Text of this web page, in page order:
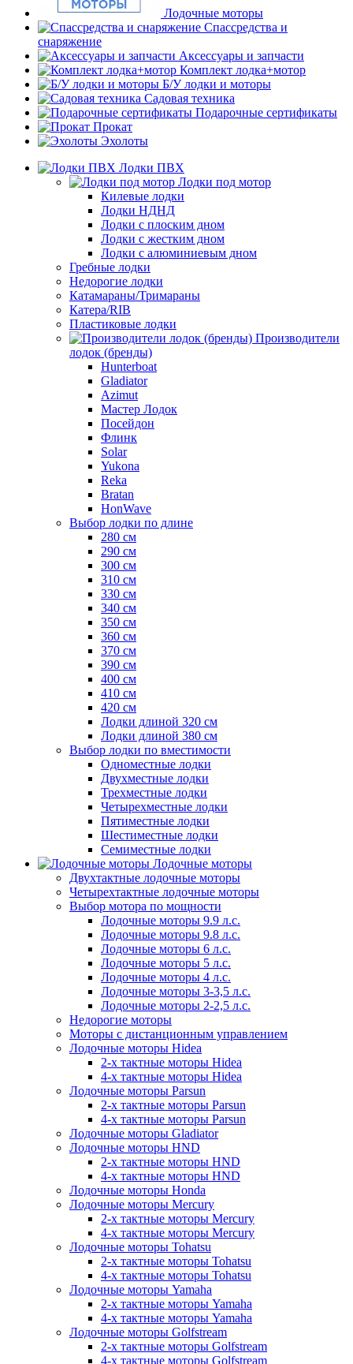
Лодочные моторы
Спассредства и
снаряжение
Аксессуары и запчасти
Комплект лодка+мотор
Б/У лодки и моторы
Садовая техника
Подарочные сертификаты
Прокат
Эхолоты
Лодки ПВХ
Лодки под мотор
Килевые лодки
Лодки НДНД
Лодки с плоским дном
Лодки с жестким дном
Лодки с алюминиевым дном
Гребные лодки
Недорогие лодки
Катамараны/Тримараны
Катера/RIB
Пластиковые лодки
Производители
лодок (бренды)
Hunterboat
Gladiator
Azimut
Мастер Лодок
Посейдон
Флинк
Solar
Yukona
Reka
Bratan
HonWave
Выбор лодки по длине
280 см
290 см
300 см
310 см
330 см
340 см
350 см
360 см
370 см
390 см
400 см
410 см
420 см
Лодки длиной 320 см
Лодки длиной 380 см
Выбор лодки по вместимости
Одноместные лодки
Двухместные лодки
Трехместные лодки
Четырехместные лодки
Пятиместные лодки
Шестиместные лодки
Семиместные лодки
Лодочные моторы
Двухтактные лодочные моторы
Четырехтактные лодочные моторы
Выбор мотора по мощности
Лодочные моторы 9.9 л.с.
Лодочные моторы 9.8 л.с.
Лодочные моторы 6 л.с.
Лодочные моторы 5 л.с.
Лодочные моторы 4 л.с.
Лодочные моторы 3-3,5 л.с.
Лодочные моторы 2-2,5 л.с.
Недорогие моторы
Моторы с дистанционным управлением
Лодочные моторы Hidea
2-х тактные моторы Hidea
4-х тактные моторы Hidea
Лодочные моторы Parsun
2-х тактные моторы Parsun
4-х тактные моторы Parsun
Лодочные моторы Gladiator
Лодочные моторы HND
2-х тактные моторы HND
4-х тактные моторы HND
Лодочные моторы Honda
Лодочные моторы Mercury
2-х тактные моторы Mercury
4-х тактные моторы Mercury
Лодочные моторы Tohatsu
2-х тактные моторы Tohatsu
4-х тактные моторы Tohatsu
Лодочные моторы Yamaha
2-х тактные моторы Yamaha
4-х тактные моторы Yamaha
Лодочные моторы Golfstream
2-х тактные моторы Golfstream
4-х тактные моторы Golfstream